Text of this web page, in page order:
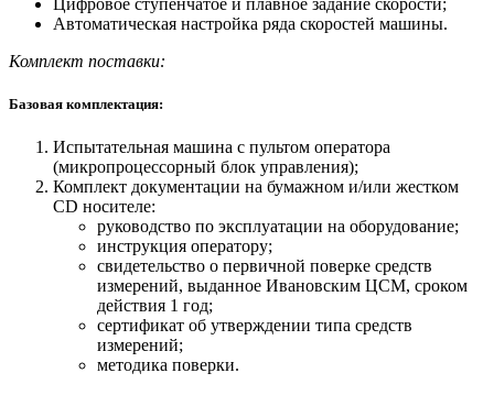
Цифровое ступенчатое и плавное задание скорости;
Автоматическая настройка ряда скоростей машины.
Комплект поставки:
Базовая комплектация:
Испытательная машина с пультом оператора
(микропроцессорный блок управления);
Комплект документации на бумажном и/или жестком
СD носителе:
руководство по эксплуатации на оборудование;
инструкция оператору;
свидетельство о первичной поверке средств
измерений, выданное Ивановским ЦСМ, сроком
действия 1 год;
сертификат об утверждении типа средств
измерений;
методика поверки.